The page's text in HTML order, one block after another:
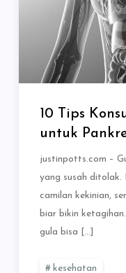
10 Tips
untuk
justinpotts.com –
yang susah ditolak.
camilan kekinian,
biar bikin
gula bisa […]
kesehatan